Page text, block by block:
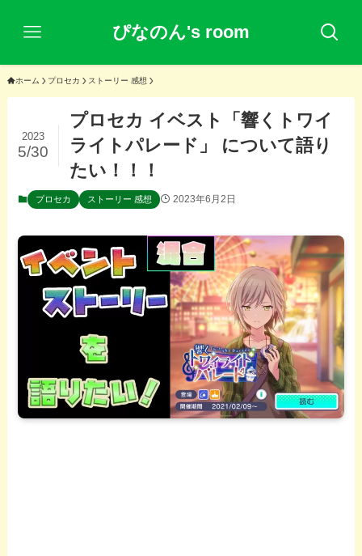
ぴなのん's room
ホーム プロセカ ストーリー 感想
プロセカ イベスト「響くトワイ
ライトパレード」 について語り
たい！！！
2023
5/30
プロセカ ストーリー 感想 2023年6月2日